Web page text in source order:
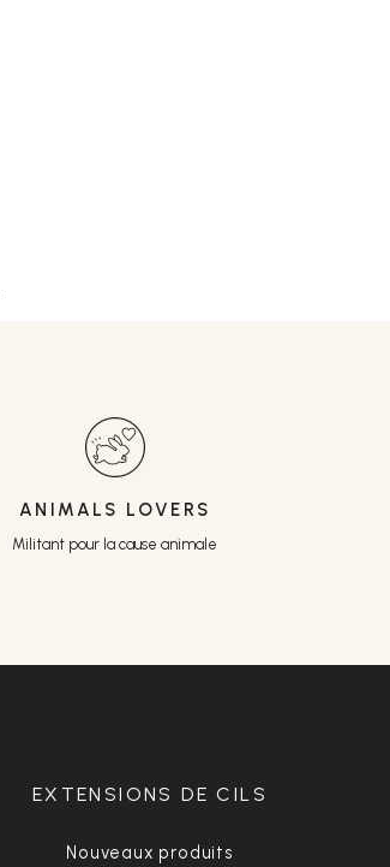
ANIMALS LOVERS
Militant pour la cause animale
EXTENSIONS DE CILS
Nouveaux produits